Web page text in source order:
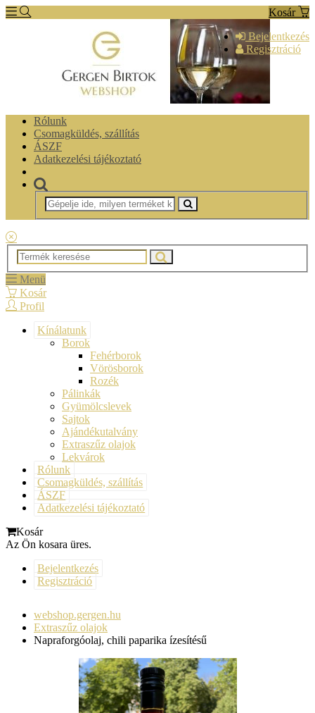
Kosár
Bejelentkezés
Regisztráció
Rólunk
Csomagküldés, szállítás
ÁSZF
Adatkezelési tájékoztató
Menü
Kosár
Profil
Kínálatunk
Borok
Fehérborok
Vörösborok
Rozék
Pálinkák
Gyümölcslevek
Sajtok
Ajándékutalvány
Extraszűz olajok
Lekvárok
Rólunk
Csomagküldés, szállítás
ÁSZF
Adatkezelési tájékoztató
Kosár
Az Ön kosara üres.
Bejelentkezés
Regisztráció
webshop.gergen.hu
Extraszűz olajok
Napraforgóolaj, chili paparika ízesítésű